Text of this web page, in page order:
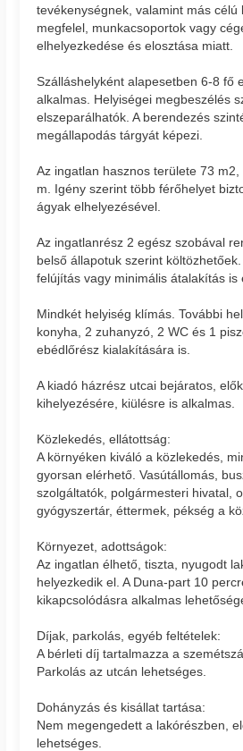
tevékenységnek, valamint más célú
megfelel, munkacsoportok vagy
elhelyezkedése és elosztása miatt.
Szálláshelyként alapesetben 6-8 fő
alkalmas. Helyiségei megbeszélés
elszeparálhatók. A berendezés
megállapodás tárgyát képezi.
Az ingatlan hasznos területe 73
m. Igény szerint több férőhelyet
ágyak elhelyezésével.
Az ingatlanrész 2 egész szobával
belső állapotuk szerint
felújítás vagy minimális átalakítás is
Mindkét helyiség klímás. További
konyha, 2 zuhanyzó, 2 WC és 1
ebédlőrész kialakítására is.
A kiadó házrész utcai bejáratos,
kihelyezésére, kiülésre is alkalmas.
Közlekedés, ellátottság:
A környéken kiváló a közlekedés,
gyorsan elérhető. Vasútállomás,
szolgáltatók, polgármesteri hivatal,
gyógyszertár, éttermek, pékség a
Környezet, adottságok:
Az ingatlan élhető, tiszta, nyugodt
helyezkedik el. A Duna-part 10
kikapcsolódásra alkalmas
Díjak, parkolás, egyéb feltételek:
A bérleti díj tartalmazza a
Parkolás az utcán lehetséges.
Dohányzás és kisállat tartása:
Nem megengedett a lakórészben,
lehetséges.